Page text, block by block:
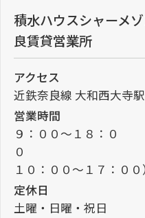
積水ハウスシャーメ
良賃貸営業所
アクセス
近鉄奈良線 大和西大寺駅
営業時間
９：００～１８：０
０ （電
１０：００～１７：００
定休日
土曜・日曜・祝日